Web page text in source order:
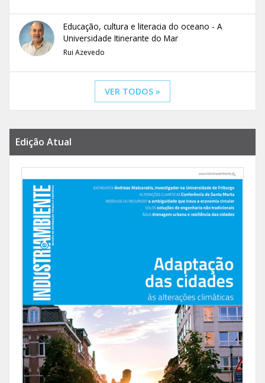
Educação, cultura e literacia do oceano - A
Universidade Itinerante do Mar
Rui Azevedo
VER TODOS »
Edição Atual